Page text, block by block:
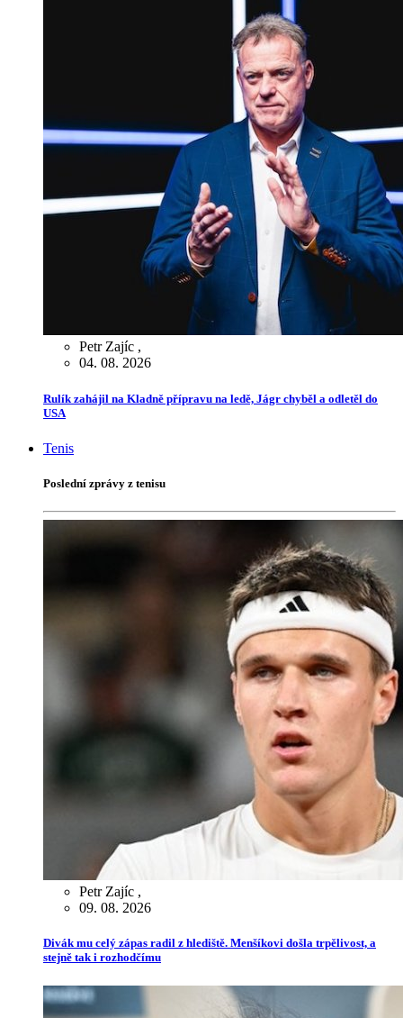
Petr Zajíc ,
04. 08. 2026
Rulík zahájil na Kladně přípravu na ledě, Jágr chyběl a odletěl do
USA
Tenis
Poslední zprávy z tenisu
Petr Zajíc ,
09. 08. 2026
Divák mu celý zápas radil z hlediště. Menšíkovi došla trpělivost, a
stejně tak i rozhodčímu